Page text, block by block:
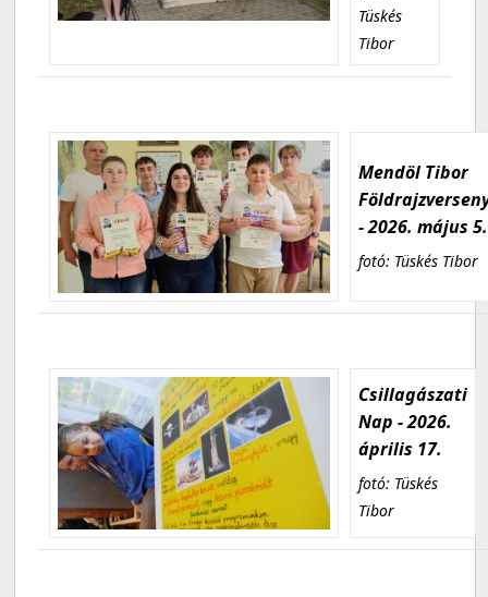
Tüskés
Tibor
Mendöl Tibor
- 2026. május 5.
fotó: Tüskés Tibor
Csillagászati
Nap - 2026.
április 17.
fotó: Tüskés
Tibor